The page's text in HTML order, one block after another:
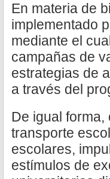
En materia de
implementado
mediante el
campañas de
estrategias de
a través del
De igual
transporte
escolares,
estímulos de